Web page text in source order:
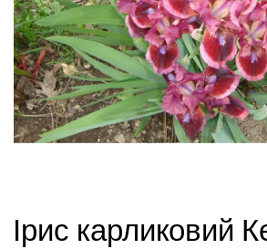
Ірис карликовий